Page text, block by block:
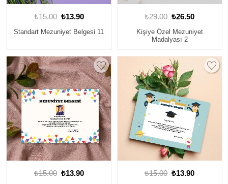
₺15.00 ₺13.90
Standart Mezuniyet Belgesi 11
₺29.00 ₺26.50
Kişiye Özel Mezuniyet
Madalyası 2
₺15.00 ₺13.90 ₺15.00 ₺13.90